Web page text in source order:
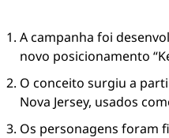
A campanha foi
novo posicionamento
O conceito surgiu a
Nova Jersey, usados
Os personagens foram